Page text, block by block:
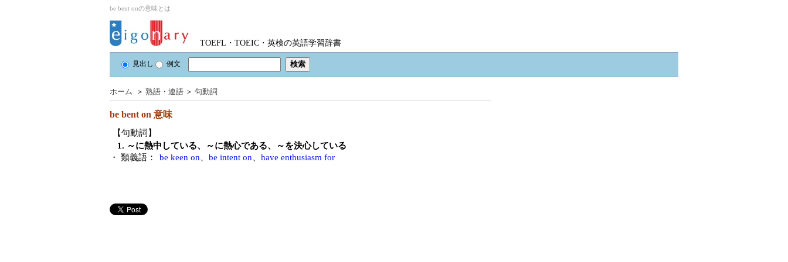
be bent onの意味とは
TOEFL・TOEIC・英検の英語学習辞書
見出し 例文
ホーム ＞ 熟語・連語 ＞ 句動詞
be bent on 意味
【句動詞】
1. ～に熱中している、～に熱心である、～を決心している
・ 類義語：
be keen on be intent on have enthusiasm for